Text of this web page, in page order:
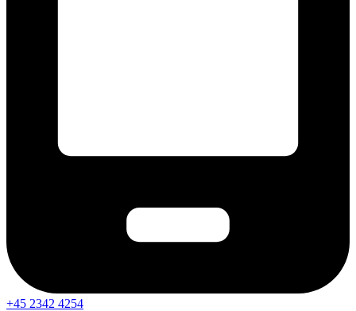
+45 2342 4254